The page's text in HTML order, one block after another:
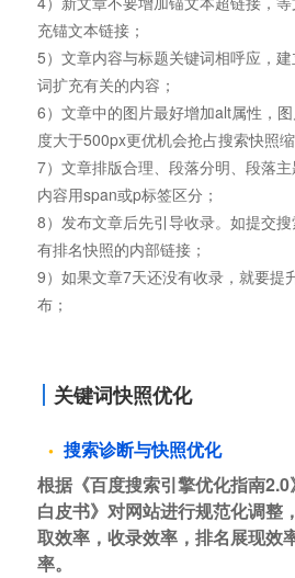
充锚文本链接；
5）文章内容与标题关键词相呼应，
词扩充有关的内容；
6）文章中的图片最好增加alt属性，
度大于500px更优机会抢占搜索快照缩
7）文章排版合理、段落分明、段落
内容用span或p标签区分；
8）发布文章后先引导收录。如提交
有排名快照的内部链接；
9）如果文章7天还没有收录，就要提
布；
关键词快照优化
搜索诊断与快照优化
根据《百度搜索引擎优化指南
白皮书》对网站进行规范化调整
取效率，收录效率，排名展现效
率。